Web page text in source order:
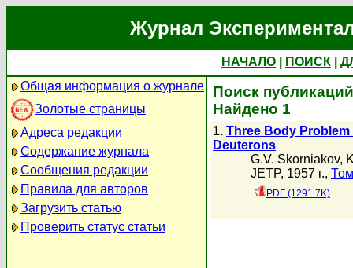
Журнал
НАЧАЛО ПОИСК
Общая информация о журнале
Золотые страницы
Адреса редакции
Содержание журнала
Сообщения редакции
Правила для авторов
Загрузить статью
Проверить статус статьи
Поиск
Найдено 1
1. Three Body
Deuterons
G.V. Skorniakov,
JETP, 1957 г.,
PDF (1291.7K)